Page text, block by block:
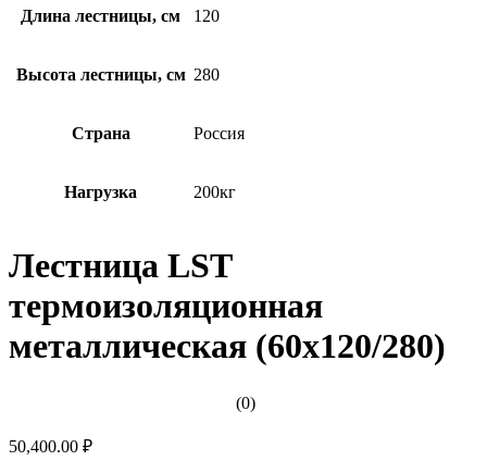
Длина лестницы, см 120
Высота лестницы, см 280
Страна Россия
Нагрузка 200кг
Лестница LST
термоизоляционная
металлическая (60х120/280)
(0)
50,400.00 ₽